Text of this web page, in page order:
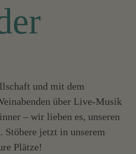
und mit dem
über Live-Musik
– wir lieben es, unseren
Stöbere jetzt in unserem
Plätze!